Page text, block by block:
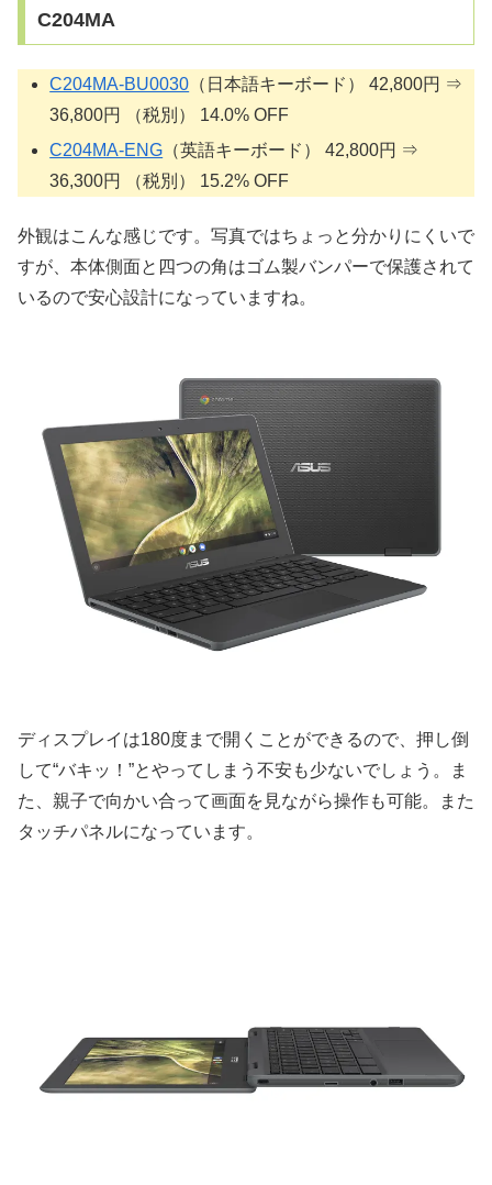
C204MA
C204MA-BU0030 （日本語キーボード） 42,800円 ⇒
36,800円 （税別） 14.0% OFF
C204MA-ENG （英語キーボード） 42,800円 ⇒
36,300円 （税別） 15.2% OFF
外観はこんな感じです。写真ではちょっと分かりにくいで
すが、本体側面と四つの角はゴム製バンパーで保護されて
いるので安心設計になっていますね。
ディスプレイは180度まで開くことができるので、押し倒
して“バキッ！”とやってしまう不安も少ないでしょう。ま
た、親子で向かい合って画面を見ながら操作も可能。また
タッチパネルになっています。